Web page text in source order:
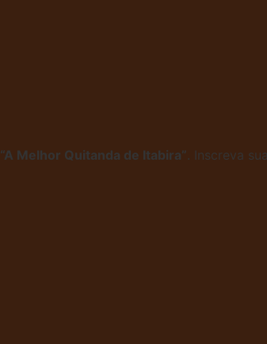
“A Melhor Quitanda de Itabira”. Inscreva